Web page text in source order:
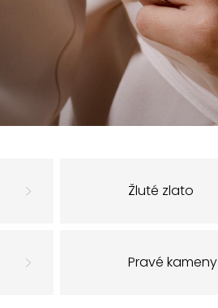
Žluté zlato
Pravé kameny